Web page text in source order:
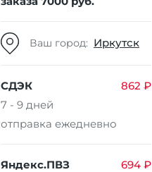
Ваш город: Иркутск
СДЭК
862 ₽
7 - 9 дней
отправка ежедневно
Яндекс.ПВЗ
694 ₽